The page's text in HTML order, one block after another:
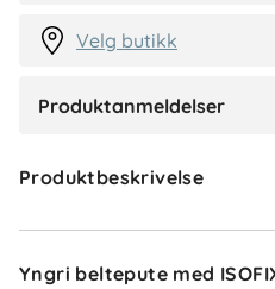
Velg butikk
Produktanmeldelser
Produktbeskrivelse
Yngri beltepute med